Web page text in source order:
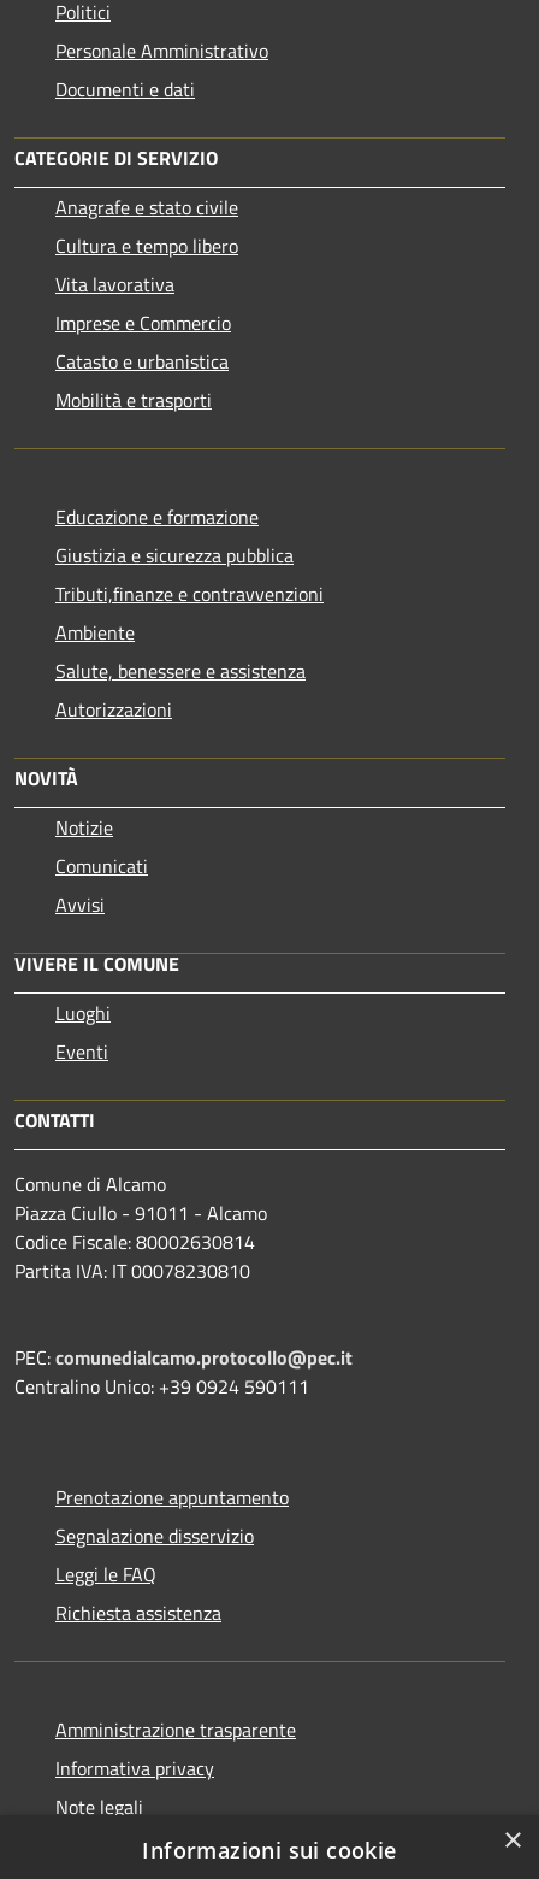
Politici
Personale Amministrativo
Documenti e dati
CATEGORIE DI SERVIZIO
Anagrafe e stato civile
Cultura e tempo libero
Vita lavorativa
Imprese e Commercio
Catasto e urbanistica
Mobilità e trasporti
Educazione e formazione
Giustizia e sicurezza pubblica
Tributi,finanze e contravvenzioni
Ambiente
Salute, benessere e assistenza
Autorizzazioni
NOVITÀ
Notizie
Comunicati
Avvisi
VIVERE IL COMUNE
Luoghi
Eventi
CONTATTI
Comune di Alcamo
Piazza Ciullo - 91011 - Alcamo
Codice Fiscale: 80002630814
Partita IVA: IT 00078230810
PEC:comunedialcamo.protocollo@pec.it
Centralino Unico: +39 0924 590111
Prenotazione appuntamento
Segnalazione disservizio
Leggi le FAQ
Richiesta assistenza
Amministrazione trasparente
Informativa privacy
Note legali
Dichiarazione di accessibilità
×
Informazioni sui cookie